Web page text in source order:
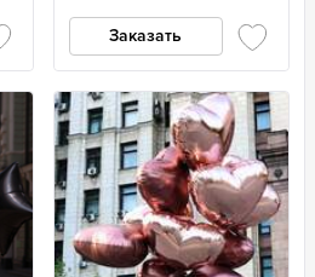
Заказать